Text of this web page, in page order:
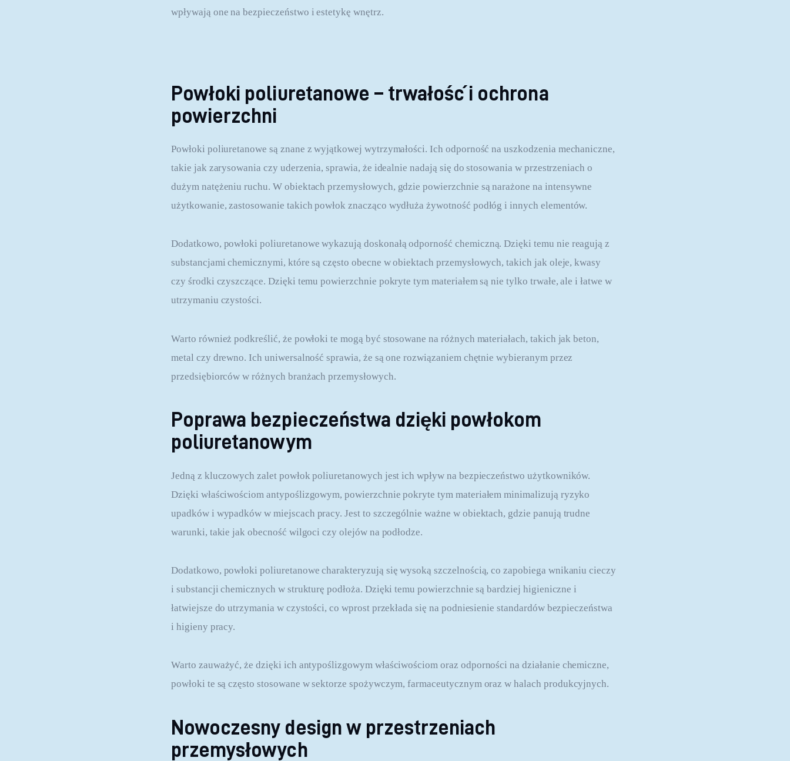
wpływają one na bezpieczeństwo i estetykę wnętrz.
Powłoki poliuretanowe – trwałość i ochrona
powierzchni
Powłoki poliuretanowe są znane z wyjątkowej wytrzymałości. Ich odporność na uszkodzenia mechaniczne,
takie jak zarysowania czy uderzenia, sprawia, że idealnie nadają się do stosowania w przestrzeniach o
dużym natężeniu ruchu. W obiektach przemysłowych, gdzie powierzchnie są narażone na intensywne
użytkowanie, zastosowanie takich powłok znacząco wydłuża żywotność podłóg i innych elementów.
Dodatkowo, powłoki poliuretanowe wykazują doskonałą odporność chemiczną. Dzięki temu nie reagują z
substancjami chemicznymi, które są często obecne w obiektach przemysłowych, takich jak oleje, kwasy
czy środki czyszczące. Dzięki temu powierzchnie pokryte tym materiałem są nie tylko trwałe, ale i łatwe w
utrzymaniu czystości.
Warto również podkreślić, że powłoki te mogą być stosowane na różnych materiałach, takich jak beton,
metal czy drewno. Ich uniwersalność sprawia, że są one rozwiązaniem chętnie wybieranym przez
przedsiębiorców w różnych branżach przemysłowych.
Poprawa bezpieczeństwa dzięki powłokom
poliuretanowym
Jedną z kluczowych zalet powłok poliuretanowych jest ich wpływ na bezpieczeństwo użytkowników.
Dzięki właściwościom antypoślizgowym, powierzchnie pokryte tym materiałem minimalizują ryzyko
upadków i wypadków w miejscach pracy. Jest to szczególnie ważne w obiektach, gdzie panują trudne
warunki, takie jak obecność wilgoci czy olejów na podłodze.
Dodatkowo, powłoki poliuretanowe charakteryzują się wysoką szczelnością, co zapobiega wnikaniu cieczy
i substancji chemicznych w strukturę podłoża. Dzięki temu powierzchnie są bardziej higieniczne i
łatwiejsze do utrzymania w czystości, co wprost przekłada się na podniesienie standardów bezpieczeństwa
i higieny pracy.
Warto zauważyć, że dzięki ich antypoślizgowym właściwościom oraz odporności na działanie chemiczne,
powłoki te są często stosowane w sektorze spożywczym, farmaceutycznym oraz w halach produkcyjnych.
Nowoczesny design w przestrzeniach
przemysłowych